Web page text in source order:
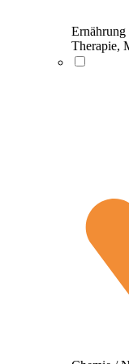
Ernährung
Therapie,